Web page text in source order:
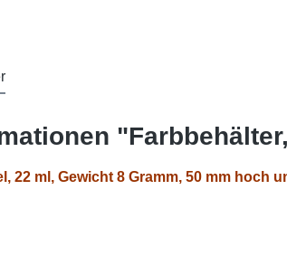
22 ml , Gewicht 8 Gramm, 50 mm hoch